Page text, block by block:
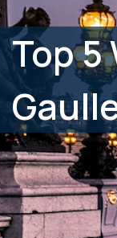
Top 5